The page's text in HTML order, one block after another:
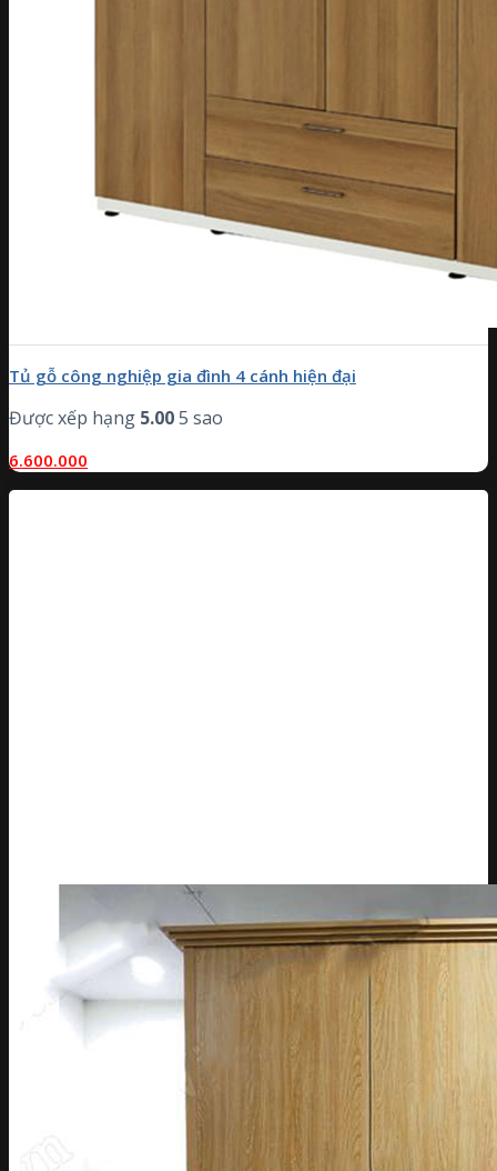
Tủ gỗ công nghiệp gia đình 4 cánh hiện đại
Được xếp hạng 5.005 sao
6.600.000